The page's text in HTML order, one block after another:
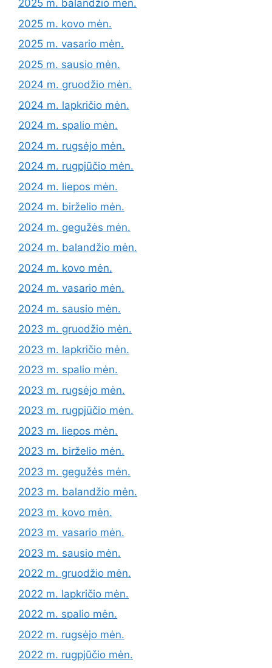
2025 m. balandžio mėn.
2025 m. kovo mėn.
2025 m. vasario mėn.
2025 m. sausio mėn.
2024 m. gruodžio mėn.
2024 m. lapkričio mėn.
2024 m. spalio mėn.
2024 m. rugsėjo mėn.
2024 m. rugpjūčio mėn.
2024 m. liepos mėn.
2024 m. birželio mėn.
2024 m. gegužės mėn.
2024 m. balandžio mėn.
2024 m. kovo mėn.
2024 m. vasario mėn.
2024 m. sausio mėn.
2023 m. gruodžio mėn.
2023 m. lapkričio mėn.
2023 m. spalio mėn.
2023 m. rugsėjo mėn.
2023 m. rugpjūčio mėn.
2023 m. liepos mėn.
2023 m. birželio mėn.
2023 m. gegužės mėn.
2023 m. balandžio mėn.
2023 m. kovo mėn.
2023 m. vasario mėn.
2023 m. sausio mėn.
2022 m. gruodžio mėn.
2022 m. lapkričio mėn.
2022 m. spalio mėn.
2022 m. rugsėjo mėn.
2022 m. rugpjūčio mėn.